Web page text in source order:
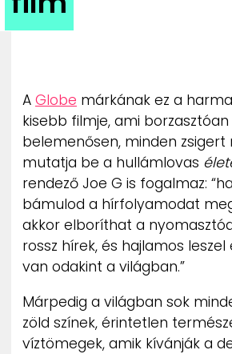
ADATKEZELÉSI
A Globe márkának ez a
kisebb filmje, ami
belemenősen, minden
mutatja be a hullámlovas
rendező Joe G is fogalmaz:
bámulod a hírfolyamodat
akkor elboríthat a
rossz hírek, és hajlamos
van odakint a világban.”
Márpedig a világban sok
zöld színek, érintetlen
víztömegek, amik kívánják a